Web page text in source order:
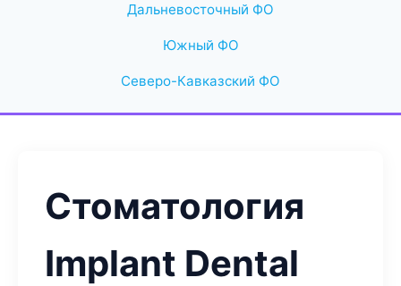
Дальневосточный ФО
Южный ФО
Северо-Кавказский ФО
Стоматология
Implant Dental